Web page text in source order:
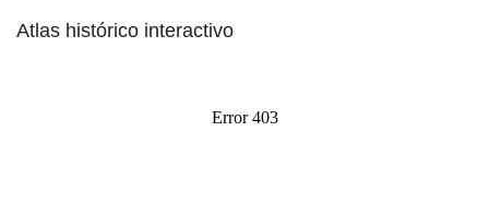
Atlas histórico interactivo